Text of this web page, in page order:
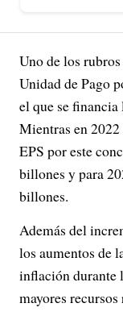
Uno de los
Unidad de Pago
el que se
Mientras en
EPS por este
billones y para
billones.
Además del
los aumentos de
inflación durante
mayores